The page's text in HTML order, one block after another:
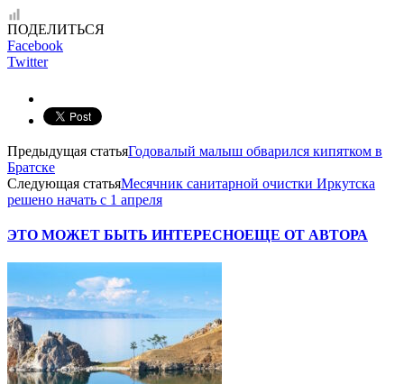
ПОДЕЛИТЬСЯ
Facebook
Twitter
Предыдущая статьяГодовалый малыш обварился кипятком в
Братске
Следующая статьяМесячник санитарной очистки Иркутска
решено начать с 1 апреля
ЭТО МОЖЕТ БЫТЬ ИНТЕРЕСНОЕЩЕ ОТ АВТОРА